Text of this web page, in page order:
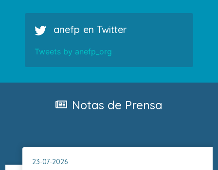
anefp en Twitter
Tweets by anefp_org
Notas de Prensa
03-07-2026